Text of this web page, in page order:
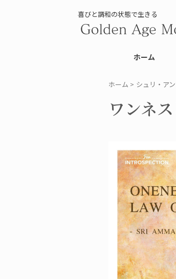
喜びと調和の状態で生きる
ホーム
ホーム > シュリ・ア
ワンネ